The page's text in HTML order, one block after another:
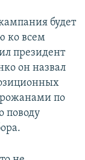
будет
ко всем
президент
он назвал
по
поводу